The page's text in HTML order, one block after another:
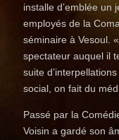
installe d’emblée un
employés de la
séminaire à Vesoul.
spectateur auquel il
suite
social, on fait du
Passé par la
Voisin a gardé son